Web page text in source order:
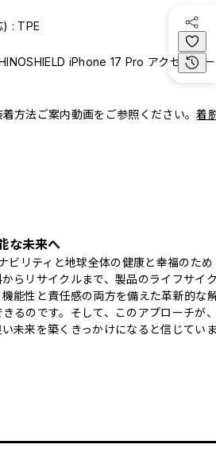
) : TPE
iPhone 17 Pro アクセサリー
方法ご案内動画をご参照ください。着
な未来へ
ビリティと地球全体の健康と幸福のため
らリサイクルまで、製品のライフサイ
能性と責任感の両方を備えた革新的な
るのです。そして、このアプローチが
未来を築くきっかけになると信じてい